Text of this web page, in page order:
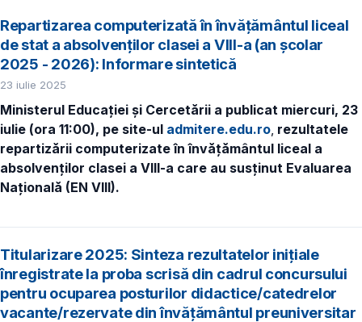
Repartizarea computerizată în învăţământul liceal
de stat a absolvenţilor clasei a VIII-a (an școlar
2025 - 2026): Informare sintetică
23 iulie 2025
Ministerul Educaţiei și Cercetării a publicat miercuri, 23
iulie (ora 11:00), pe site-ul admitere.edu.ro, rezultatele
repartizării computerizate în învăţământul liceal a
absolvenţilor clasei a VIII-a care au susținut Evaluarea
Națională (EN VIII).
Titularizare 2025: Sinteza rezultatelor inițiale
înregistrate la proba scrisă din cadrul concursului
pentru ocuparea posturilor didactice/catedrelor
vacante/rezervate din învăţământul preuniversitar